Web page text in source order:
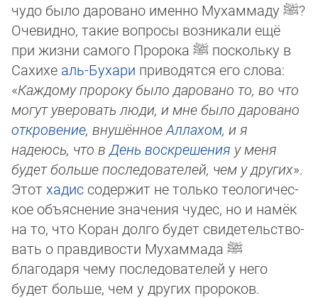
чудо было даровано именно Мухаммаду ﷺ?
Очевидно, такие вопросы возникали ещё
при жизни самого Пророка ﷺ поскольку в
Сахихе аль-Бухари приводятся его слова:
«Каж­дому пророку было даровано то, во что
могут уверовать люди, и мне было даро­ва­но
откровение, внушённоеАллахом, и я
надеюсь, что в День воскрешения у меня
будет боль­ше последо­вателей, чем у других».
Этот хадис содержит не только теологичес­
кое объяснение значения чудес, но и намёк
на то, что Коран долго будет свиде­тельство­
вать о правдивости Мухаммада ﷺ
благодаря чему последо­вателей у него
будет боль­ше, чем у других пророков.